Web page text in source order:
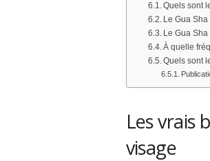
Quels sont
Le Gua
Le Gua
À quelle
Quels sont
Les vrais
visage